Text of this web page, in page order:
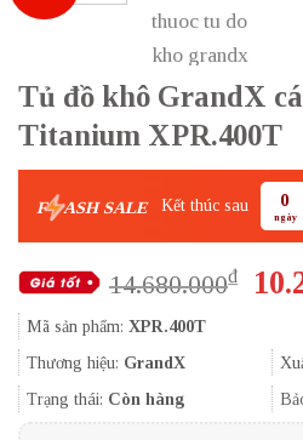
Tủ đồ khô GrandX
Titanium XPR.400T
F ASH SALE Kết thúc sau 0
ngày
14.680.000₫
Giá
Mã sản phẩm: XPR.400T
Thương hiệu: GrandX
Trạng thái: Còn hàng